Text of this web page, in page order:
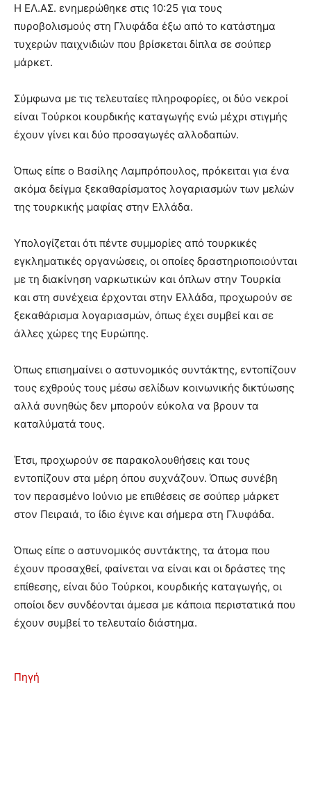
Η ΕΛ.ΑΣ. ενημερώθηκε στις 10:25 για τους
πυροβολισμούς στη Γλυφάδα έξω από το κατάστημα
τυχερών παιχνιδιών που βρίσκεται δίπλα σε σούπερ
μάρκετ.
Σύμφωνα με τις τελευταίες πληροφορίες, οι δύο νεκροί
είναι Τούρκοι κουρδικής καταγωγής ενώ μέχρι στιγμής
έχουν γίνει και δύο προσαγωγές αλλοδαπών.
Όπως είπε ο Βασίλης Λαμπρόπουλος, πρόκειται για ένα
ακόμα δείγμα ξεκαθαρίσματος λογαριασμών των μελών
της τουρκικής μαφίας στην Ελλάδα.
Υπολογίζεται ότι πέντε συμμορίες από τουρκικές
εγκληματικές οργανώσεις, οι οποίες δραστηριοποιούνται
με τη διακίνηση ναρκωτικών και όπλων στην Τουρκία
και στη συνέχεια έρχονται στην Ελλάδα, προχωρούν σε
ξεκαθάρισμα λογαριασμών, όπως έχει συμβεί και σε
άλλες χώρες της Ευρώπης.
Όπως επισημαίνει ο αστυνομικός συντάκτης, εντοπίζουν
τους εχθρούς τους μέσω σελίδων κοινωνικής δικτύωσης
αλλά συνηθώς δεν μπορούν εύκολα να βρουν τα
καταλύματά τους.
Έτσι, προχωρούν σε παρακολουθήσεις και τους
εντοπίζουν στα μέρη όπου συχνάζουν. Όπως συνέβη
τον περασμένο Ιούνιο με επιθέσεις σε σούπερ μάρκετ
στον Πειραιά, το ίδιο έγινε και σήμερα στη Γλυφάδα.
Όπως είπε ο αστυνομικός συντάκτης, τα άτομα που
έχουν προσαχθεί, φαίνεται να είναι και οι δράστες της
επίθεσης, είναι δύο Τούρκοι, κουρδικής καταγωγής, οι
οποίοι δεν συνδέονται άμεσα με κάποια περιστατικά που
έχουν συμβεί το τελευταίο διάστημα.
Πηγή